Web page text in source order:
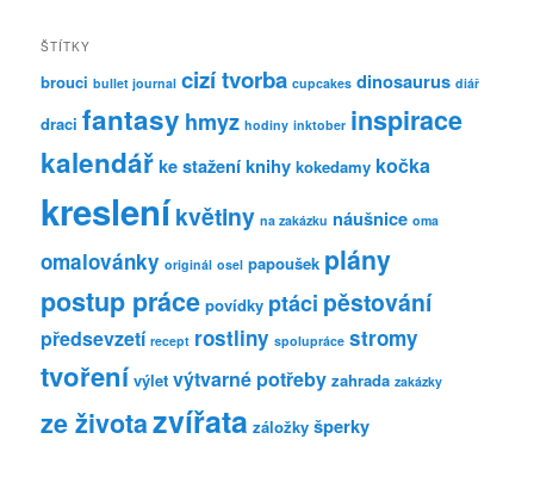
ŠTÍTKY
brouci bullet journal cizí tvorba cupcakes dinosaurus diář
draci fantasy hmyz hodiny inktober inspirace
kalendářke staženíknihy kokedamy kočka
kresleníkvětiny na zakázku náušnice oma
omalovánky originál osel papoušek plány
postup práce povídky ptáci pěstování
předsevzetí recept rostliny spolupráce stromy
tvoření výlet výtvarné potřeby zahrada zakázky
ze životazvířata záložky šperky